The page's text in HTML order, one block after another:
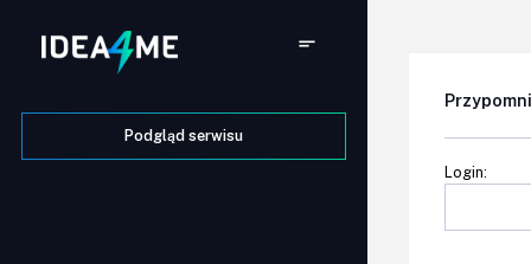
Podgląd serwisu
Login: